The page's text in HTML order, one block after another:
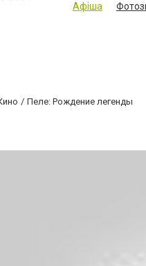
Афіша
Пеле: Рождение легенды